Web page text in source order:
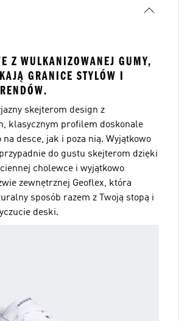
Z WULKANIZOWANEJ GUMY,
GRANICE STYLÓW I
skejterom design z
klasycznym profilem doskonale
na desce, jak i poza nią. Wyjątkowo
do gustu skejterom dzięki
cholewce i wyjątkowo
zewnętrznej Geoflex, która
sposób razem z Twoją stopą i
deski.